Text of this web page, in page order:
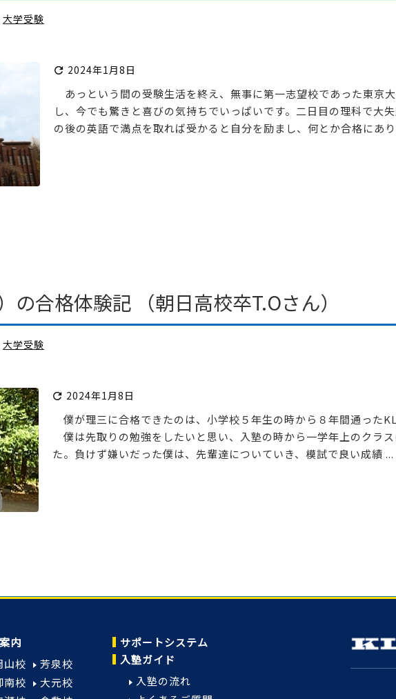
大学受験
 2024年1月8日
あっという間の受験生活を終え、無事に第一志望校であった東京
し、今でも驚きと喜びの気持ちでいっぱいです。二日目の理科で大
の後の英語で満点を取れば受かると自分を励まし、何とか合格にあ
合格体験記 （朝日高校卒T.Oさん）
大学受験
 2024年1月8日
僕が理三に合格できたのは、小学校５年生の時から８年間通った
僕は先取りの勉強をしたいと思い、入塾の時から一学年上のクラ
た。負けず嫌いだった僕は、先輩達についていき、模試で良い成績 ...
内
山校
芳泉校
南校
大元校
サポートシステム
入塾ガイド
入塾の流れ